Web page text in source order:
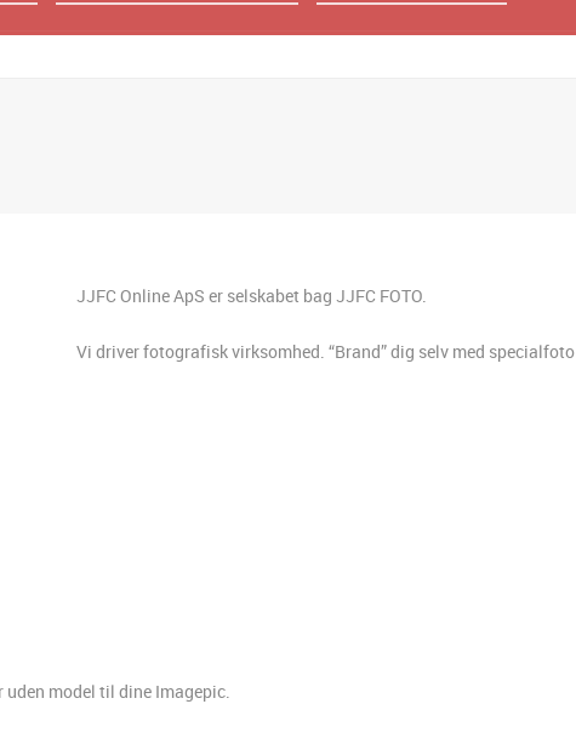
JJFC Online ApS er selskabet bag JJFC FOTO.
Vi driver fotografisk virksomhed. “Brand” dig selv med specialfoto
model til dine Imagepic.